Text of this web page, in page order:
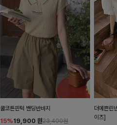
쿨코튼핀턱 밴딩반바지
15%19,900 원23,400원
더예쁜린
이즈]